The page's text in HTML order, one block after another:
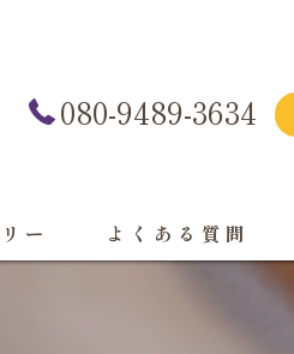
080-9489-3634
ー よくある質問